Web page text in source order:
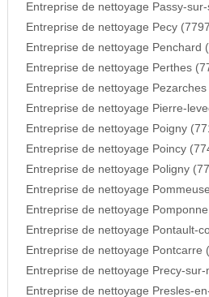
Entreprise de nettoyage Passy-
Entreprise de nettoyage Pecy
Entreprise de nettoyage Penchard
Entreprise de nettoyage Perthes
Entreprise de nettoyage
Entreprise de nettoyage Pierre-
Entreprise de nettoyage Poigny
Entreprise de nettoyage Poincy
Entreprise de nettoyage Poligny
Entreprise de nettoyage
Entreprise de nettoyage
Entreprise de nettoyage Pontault-
Entreprise de nettoyage Pontcarre
Entreprise de nettoyage Precy-
Entreprise de nettoyage Presles-